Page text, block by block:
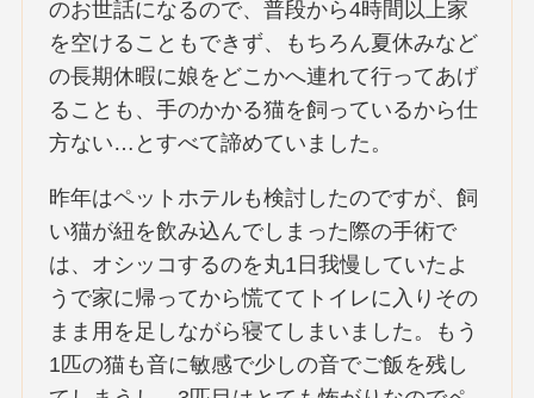
のお世話になるので、普段から4時間以上家
を空けることもできず、もちろん夏休みなど
の長期休暇に娘をどこかへ連れて行ってあげ
ることも、手のかかる猫を飼っているから仕
方ない…とすべて諦めていました。
昨年はペットホテルも検討したのですが、飼
い猫が紐を飲み込んでしまった際の手術で
は、オシッコするのを丸1日我慢していたよ
うで家に帰ってから慌ててトイレに入りその
まま用を足しながら寝てしまいました。もう
1匹の猫も音に敏感で少しの音でご飯を残し